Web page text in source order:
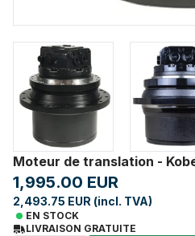
Moteur de translation -
1,995.00 EUR
2,493.75 EUR (incl. TVA)
EN STOCK
LIVRAISON GRATUITE